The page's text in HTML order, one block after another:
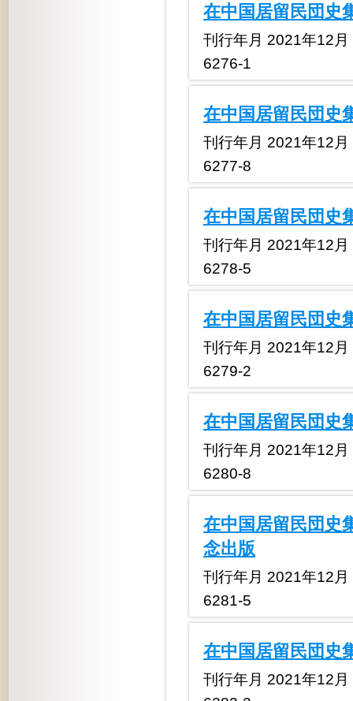
在中国居留民団史
刊行年月 2021年12
6276-1
在中国居留民団史
刊行年月 2021年12
6277-8
在中国居留民団
刊行年月 2021年12
6278-5
在中国居留民団史
刊行年月 2021年12
6279-2
在中国居留民団史
刊行年月 2021年12
6280-8
在中国居留民団
念出版
刊行年月 2021年12
6281-5
在中国居留民団
刊行年月 2021年12